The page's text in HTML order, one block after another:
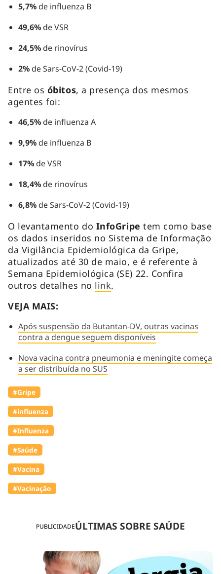
PUBLICIDADEÚLTIMAS SOBRE SAÚDE
5,7% de influenza B
49,6%de VSR
24,5%de rinovírus
2%de Sars-CoV-2 (Covid-19)
Entre os óbitos, a presença dos mesmos
agentes foi:
46,5% de influenza A
9,9%de influenza B
17%de VSR
18,4%de rinovírus
6,8% de Sars-CoV-2 (Covid-19)
O levantamento do InfoGripetem como base
os dados inseridos no Sistema de Informação
da Vigilância Epidemiológica da Gripe,
atualizados até 30 de maio, e é referente à
Semana Epidemiológica (SE) 22. Confira
outros detalhes no link.
VEJA MAIS:
Após suspensão da Butantan-DV, outras vacinas
contra a dengue seguem disponíveis
Nova vacina contra pneumonia e meningite começa
a ser distribuída no SUS
#Gripe
#influenza
#Influenza
#Saúde
#Vacina
#Vacinação